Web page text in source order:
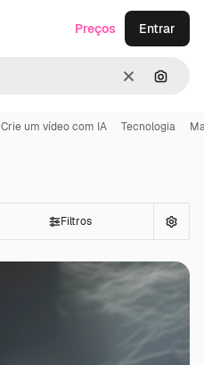
Limpar
Preços Entrar
Crie um vídeo com IA Tecnologia
Filtros